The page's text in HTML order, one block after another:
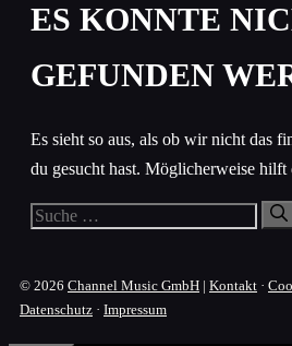
ES KONNTE
GEFUNDEN
Es sieht so aus, als ob wir nicht das
du gesucht hast. Möglicherweise
Suche
© 2026 Channel Music GmbH | Kontakt ·
Datenschutz · Impressum